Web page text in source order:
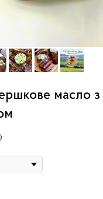
масло з